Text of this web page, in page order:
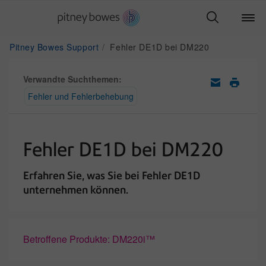
Pitney Bowes Support Fehler DE1D bei DM220
Verwandte Suchthemen:
Fehler und Fehlerbehebung
Fehler DE1D bei DM220
Erfahren Sie, was Sie bei Fehler DE1D
unternehmen können.
Betroffene Produkte: DM220i™